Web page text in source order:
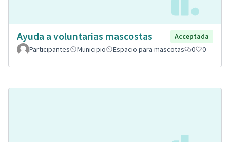
Ayuda a voluntarias mascostas
Acceptada
Participantes
Municipio Espacio para mascotas 0 0